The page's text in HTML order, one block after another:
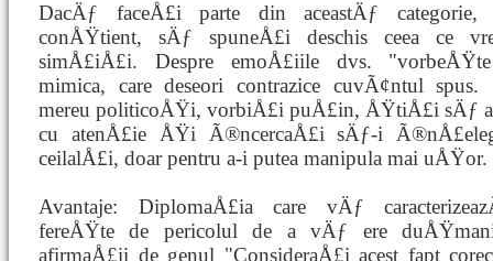
DacÄƒ faceÅ£i parte din aceastÄƒ categorie,
conÅŸtient, sÄƒ spuneÅ£i deschis ceea ce
simÅ£iÅ£i. Despre emoÅ£iile dvs.
mimica, care deseori contrazice cuvÃ¢ntul spus.
mereu politicoÅŸi, vorbiÅ£i puÅ£in, ÅŸtiÅ£i sÄƒ
cu atenÅ£ie ÅŸi Ã®ncercaÅ£i sÄƒ-i
ceilalÅ£i, doar pentru a-i putea manipula mai uÅŸor.
Avantaje: DiplomaÅ£ia care vÄƒ
fereÅŸte de pericolul de a vÄƒ ere
afirmaÅ£ii de genul "ConsideraÅ£i acest fapt